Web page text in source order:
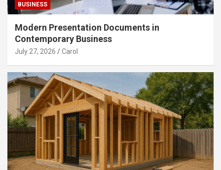
BUSINESS
Modern Presentation Documents in
Contemporary Business
July 27, 2026 Carol